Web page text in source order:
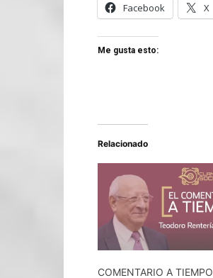
Facebook X
Me gusta esto:
Relacionado
COMENTARIO A TIEMPO